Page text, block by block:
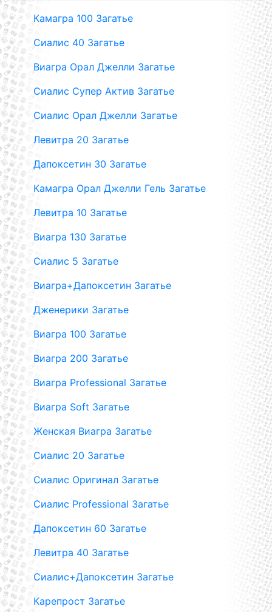
Камагра 100 Загатье
Сиалис 40 Загатье
Виагра Орал Джелли Загатье
Сиалис Супер Актив Загатье
Сиалис Орал Джелли Загатье
Левитра 20 Загатье
Дапоксетин 30 Загатье
Камагра Орал Джелли Гель Загатье
Левитра 10 Загатье
Виагра 130 Загатье
Сиалис 5 Загатье
Виагра+Дапоксетин Загатье
Дженерики Загатье
Виагра 100 Загатье
Виагра 200 Загатье
Виагра Professional Загатье
Виагра Soft Загатье
Женская Виагра Загатье
Сиалис 20 Загатье
Сиалис Оригинал Загатье
Сиалис Professional Загатье
Дапоксетин 60 Загатье
Левитра 40 Загатье
Сиалис+Дапоксетин Загатье
Карепрост Загатье